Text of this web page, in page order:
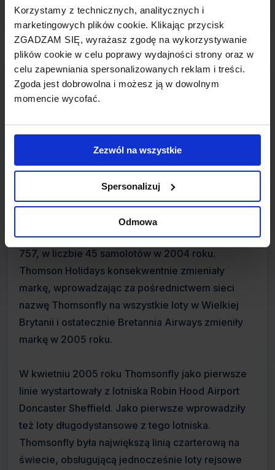
Korzystamy z technicznych, analitycznych i
marketingowych plików cookie. Klikając przycisk
ZGADZAM SIĘ, wyrażasz zgodę na wykorzystywanie
plików cookie w celu poprawy wydajności strony oraz w
celu zapewniania spersonalizowanych reklam i treści.
Zgoda jest dobrowolna i możesz ją w dowolnym
momencie wycofać.
Zezwól na wszystkie
Spersonalizuj
Odmowa
Informacje o linii Thomsonfly
Thomsonfly były brytyjskimi liniam, znanymi
działalność w 1962 roku jako Euravia. Nazwę
zmieniono na Britannia Airways, która przetrwała
do końca 2004 roku. Firma rozwijała się szybko
korzystając z maszyn Boeing 737-200, będąc
jednocześnie klientem wprowadzającym na rynek
europejski samoloty Boeing 767, by w połowie lat
90-tych dysponować flotą wyłącznie Boeing 767 i
757, w liczbie 45 samolotów w 2004 roku.
Thomson Holidays konsekwentnie zmieniały
markę, wprowadzając za pośrednictwem sieci
nazwę Thomsonfly na wszystkie loty w Wielkiej
Brytanii i ostatecznie Bretannia Airways zmieniły
markę w 2005 roku.
W kwietniu 2005 roku Thomsonfly jako pierwsze
linie wystartowały z lotniska Robin Hood Airport
Doncaster Sheffield. Jako pierwsze wprowadziły
też loty długodystansowe z tego lotniska.
Thomsonfly była największą linią czarterową na
świecie, obsługującą jednocześnie loty rejsowe